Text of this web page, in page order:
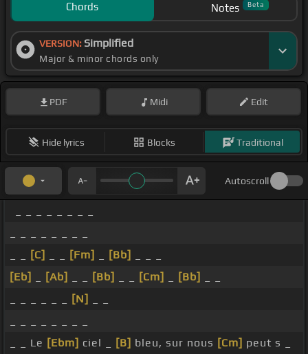
Chords Notes Beta
VERSION: Simplified
Major & minor chords only
PDF Midi Edit
Hide lyrics Blocks Traditional
Autoscroll
[C] [Fm] [Bb]
[Eb]
[Ab] [Bb] [Cm] [Bb]
[N]
_ _ Le [Ebm] ciel _ [B] bleu, sur nous [Cm] peut s _